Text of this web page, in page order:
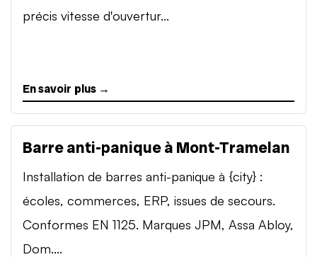
précis vitesse d'ouvertur...
En savoir plus →
Barre anti-panique à Mont-Tramelan
Installation de barres anti-panique à {city} :
écoles, commerces, ERP, issues de secours.
Conformes EN 1125. Marques JPM, Assa Abloy,
Dom....